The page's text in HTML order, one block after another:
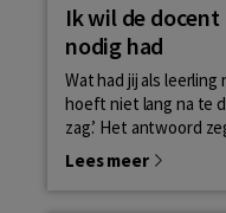
Ik wil de
nodig had
Wat had jij als leerling
hoeft niet lang na te
zag.’ Het antwoord
Lees meer